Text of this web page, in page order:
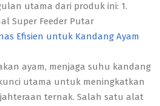
utama dari produk ini: 1.
Super Feeder Putar
Efisien untuk Kandang Ayam
ayam, menjaga suhu kandang
utama untuk meningkatkan
ternak. Salah satu alat